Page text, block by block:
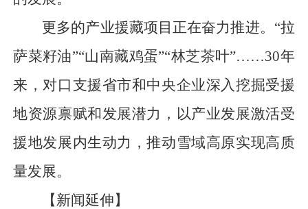
更多的产业援藏项目正在奋力推进。“拉
萨菜籽油”“山南藏鸡蛋”“林芝茶叶”……30年
来，对口支援省市和中央企业深入挖掘受援
地资源禀赋和发展潜力，以产业发展激活受
援地发展内生动力，推动雪域高原实现高质
量发展。
【新闻延伸】